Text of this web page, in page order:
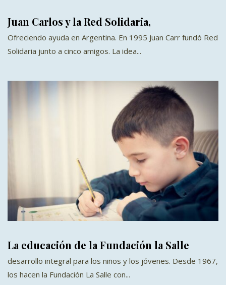
Juan Carlos y la Red Solidaria,
Ofreciendo ayuda en Argentina. En 1995 Juan Carr fundó Red
Solidaria junto a cinco amigos. La idea...
La educación de la Fundación la Salle
desarrollo integral para los niños y los jóvenes. Desde 1967,
los hacen la Fundación La Salle con...